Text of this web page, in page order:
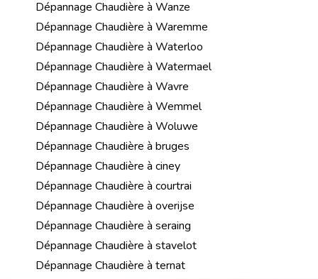
Dépannage Chaudière à Wanze
Dépannage Chaudière à Waremme
Dépannage Chaudière à Waterloo
Dépannage Chaudière à Watermael
Dépannage Chaudière à Wavre
Dépannage Chaudière à Wemmel
Dépannage Chaudière à Woluwe
Dépannage Chaudière à bruges
Dépannage Chaudière à ciney
Dépannage Chaudière à courtrai
Dépannage Chaudière à overijse
Dépannage Chaudière à seraing
Dépannage Chaudière à stavelot
Dépannage Chaudière à ternat